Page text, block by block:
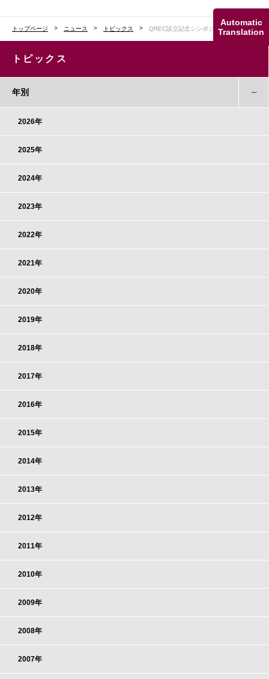
Automatic
Translation
トップページ ニュース トピックス QREC設立記念シンポジウムを開催
トピックス
年別
2026年
2025年
2024年
2023年
2022年
2021年
2020年
2019年
2018年
2017年
2016年
2015年
2014年
2013年
2012年
2011年
2010年
2009年
2008年
2007年